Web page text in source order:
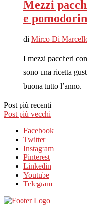
Mezzi
e
di Mirco Di
I mezzi paccheri
sono una ricetta
buona tutto l’anno.
Post più recenti
Post più vecchi
Facebook
Twitter
Instagram
Pinterest
Linkedin
Youtube
Telegram